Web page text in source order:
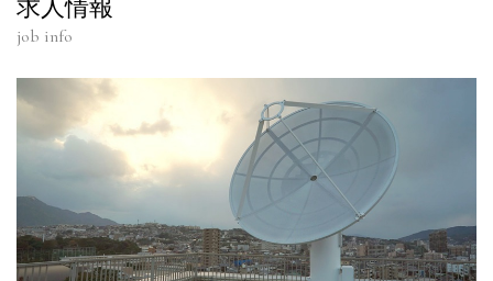
求人情報
job info